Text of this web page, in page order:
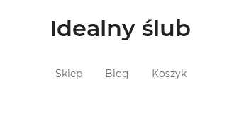
Idealny ślub
Sklep Blog Koszyk